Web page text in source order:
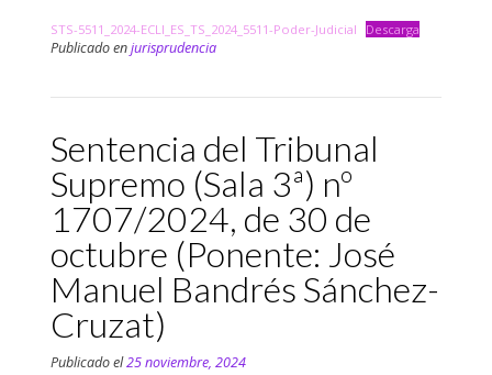
STS-5511_2024-ECLI_ES_TS_2024_5511-Poder-Judicial Descarga
Publicado enjurisprudencia
Sentencia del Tribunal
Supremo (Sala 3ª) nº
1707/2024, de 30 de
octubre (Ponente: José
Manuel Bandrés Sánchez-
Cruzat)
Publicado el25 noviembre, 2024